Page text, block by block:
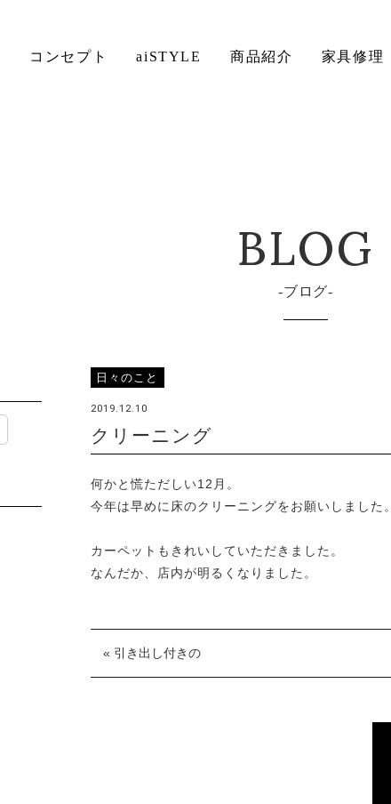
コンセプト aiSTYLE 商品紹介 家具修理
BLOG
ブログ
日々のこと
2019.12.10
クリーニング
何かと慌ただしい12月。
今年は早めに床のクリーニングをお願いしました。
カーペットもきれいしていただきました。
なんだか、店内が明るくなりました。
« 引き出し付きの